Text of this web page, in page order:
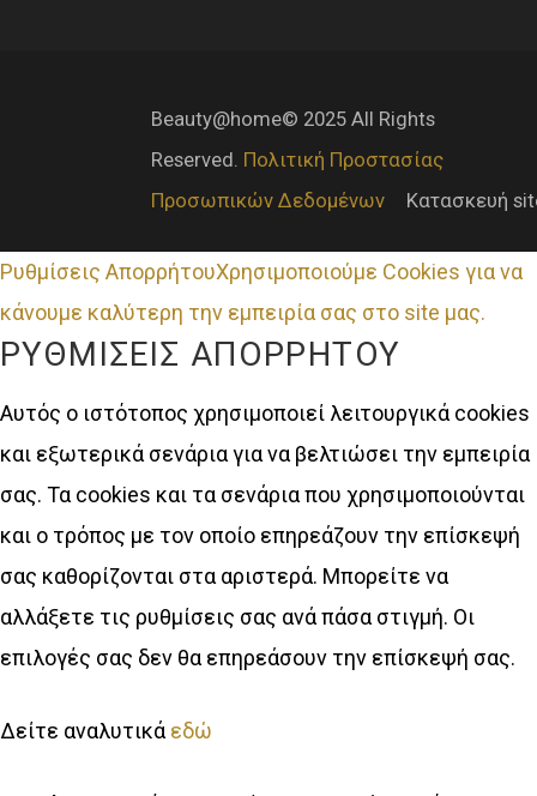
Beauty@home© 2025 All Rights
Reserved. Πολιτική Προστασίας
Προσωπικών Δεδομένων
Κατασκευή
Ρυθμίσεις ΑπορρήτουΧρησιμοποιούμε Cookies για να
κάνουμε καλύτερη την εμπειρία σας στο site μας.
ΡΥΘΜΊΣΕΙΣ ΑΠΟΡΡΉΤΟΥ
Αυτός ο ιστότοπος χρησιμοποιεί λειτουργικά cookies
και εξωτερικά σενάρια για να βελτιώσει την εμπειρία
σας. Τα cookies και τα σενάρια που χρησιμοποιούνται
και ο τρόπος με τον οποίο επηρεάζουν την επίσκεψή
σας καθορίζονται στα αριστερά. Μπορείτε να
αλλάξετε τις ρυθμίσεις σας ανά πάσα στιγμή. Οι
επιλογές σας δεν θα επηρεάσουν την επίσκεψή σας.
Δείτε αναλυτικά εδώ